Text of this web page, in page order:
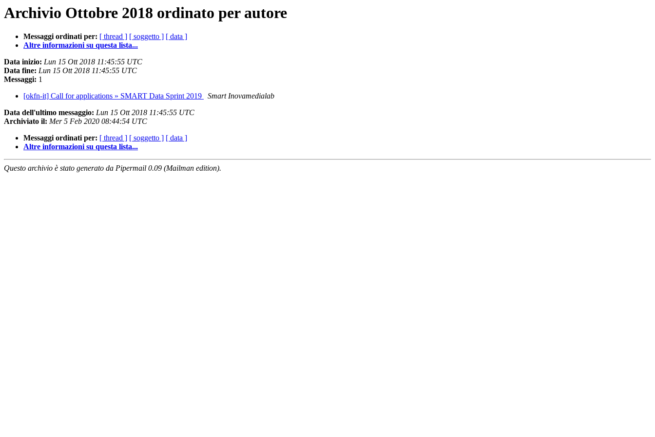
Archivio Ottobre 2018 ordinato per autore
Messaggi ordinati per: [ thread ] [ soggetto ] [ data ]
Altre informazioni su questa lista...
Data inizio: Lun 15 Ott 2018 11:45:55 UTC
Data fine: Lun 15 Ott 2018 11:45:55 UTC
Messaggi: 1
[okfn-it] Call for applications » SMART Data Sprint 2019
Smart Inovamedialab
Data dell'ultimo messaggio: Lun 15 Ott 2018 11:45:55 UTC
Archiviato il: Mer 5 Feb 2020 08:44:54 UTC
Messaggi ordinati per: [ thread ] [ soggetto ] [ data ]
Altre informazioni su questa lista...
Questo archivio è stato generato da Pipermail 0.09 (Mailman edition).